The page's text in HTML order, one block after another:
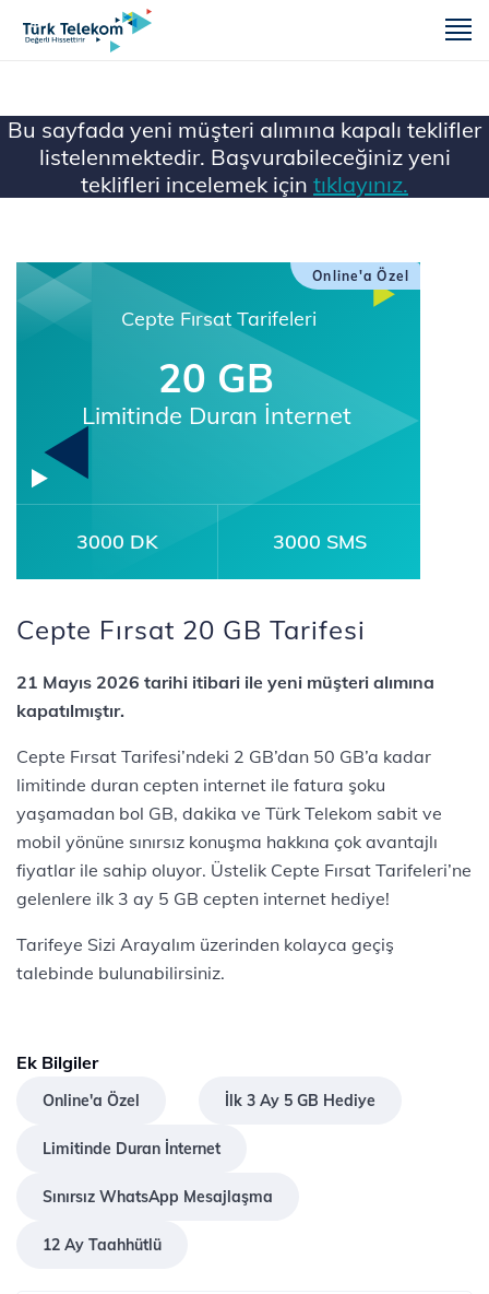
Bu sayfada yeni müşteri alımına kapalı teklifler
listelenmektedir. Başvurabileceğiniz yeni
teklifleri incelemek için tıklayınız.
Ana Sayfa
Online'a Özel
Cepte Fırsat Tarifeleri
20 GB
Limitinde Duran İnternet
3000 DK 3000 SMS
Cepte Fırsat 20 GB Tarifesi
21 Mayıs 2026 tarihi itibari ile yeni müşteri alımına
kapatılmıştır.
Cepte Fırsat Tarifesi’ndeki 2 GB’dan 50 GB’a kadar
limitinde duran cepten internet ile fatura şoku
yaşamadan bol GB, dakika ve Türk Telekom sabit ve
mobil yönüne sınırsız konuşma hakkına çok avantajlı
fiyatlar ile sahip oluyor. Üstelik Cepte Fırsat Tarifeleri’ne
gelenlere ilk 3 ay 5 GB cepten internet hediye!
Tarifeye Sizi Arayalım üzerinden kolayca geçiş
talebinde bulunabilirsiniz.
Ek Bilgiler
Online'a Özel İlk 3 Ay 5 GB Hediye
Limitinde Duran İnternet
Sınırsız WhatsApp Mesajlaşma
12 Ay Taahhütlü